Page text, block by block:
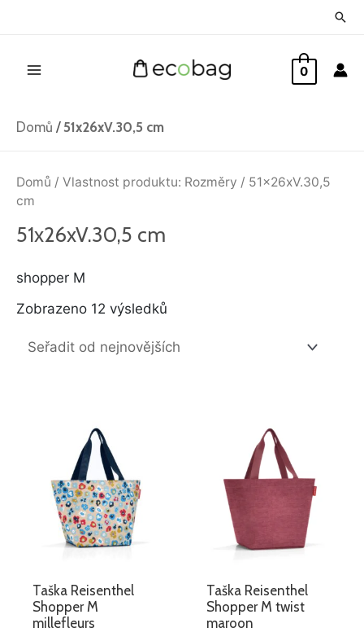
0
Domů /51x26xV.30,5 cm
Domů / Vlastnost produktu: Rozměry / 51x26xV.30,5
cm
51x26xV.30,5 cm
shopper M
Zobrazeno 12 výsledků
nejnovějších
Taška Reisenthel
Shopper M
millefleurs
Taška Reisenthel
Shopper M twist
maroon